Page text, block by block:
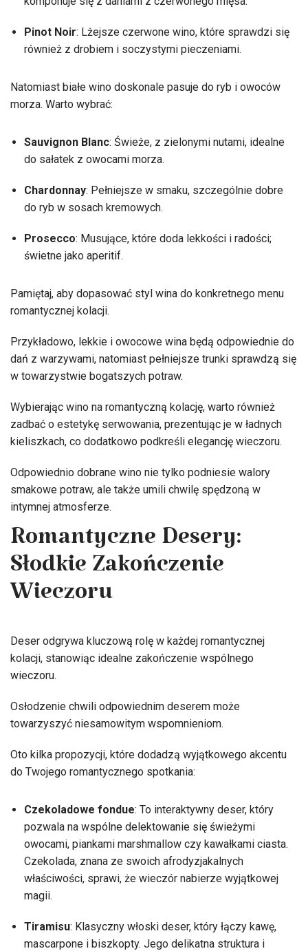
Pinot Noir: Lżejsze czerwone wino, które sprawdzi się
również z drobiem i soczystymi pieczeniami.
Natomiast białe wino doskonale pasuje do ryb i owoców
morza. Warto wybrać:
Sauvignon Blanc: Świeże, z zielonymi nutami, idealne
do sałatek z owocami morza.
Chardonnay: Pełniejsze w smaku, szczególnie dobre
do ryb w sosach kremowych.
Prosecco: Musujące, które doda lekkości i radości;
świetne jako aperitif.
Pamiętaj, aby dopasować styl wina do konkretnego menu
romantycznej kolacji.
Przykładowo, lekkie i owocowe wina będą odpowiednie do
dań z warzywami, natomiast pełniejsze trunki sprawdzą się
w towarzystwie bogatszych potraw.
Wybierając wino na romantyczną kolację, warto również
zadbać o estetykę serwowania, prezentując je w ładnych
kieliszkach, co dodatkowo podkreśli elegancję wieczoru.
Odpowiednio dobrane wino nie tylko podniesie walory
smakowe potraw, ale także umili chwilę spędzoną w
intymnej atmosferze.
Romantyczne Desery:
Słodkie Zakończenie
Wieczoru
Deser odgrywa kluczową rolę w każdej romantycznej
kolacji, stanowiąc idealne zakończenie wspólnego
wieczoru.
Osłodzenie chwili odpowiednim deserem może
towarzyszyć niesamowitym wspomnieniom.
Oto kilka propozycji, które dodadzą wyjątkowego akcentu
do Twojego romantycznego spotkania:
Czekoladowe fondue: To interaktywny deser, który
pozwala na wspólne delektowanie się świeżymi
owocami, piankami marshmallow czy kawałkami ciasta.
Czekolada, znana ze swoich afrodyzjakalnych
właściwości, sprawi, że wieczór nabierze wyjątkowej
magii.
Tiramisu: Klasyczny włoski deser, który łączy kawę,
mascarpone i biszkopty. Jego delikatna struktura i